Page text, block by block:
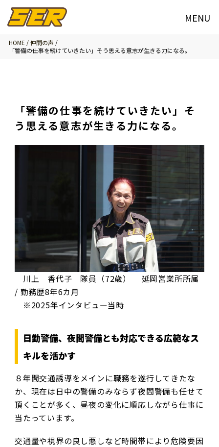
HOME /仲間の声 /
「警備の仕事を続けていきたい」そう思える意志が生きる力になる。
「警備の仕事を続けていきたい」そ
う思える意志が生きる力になる。
川上 香代子 隊員（72歳） 延岡営業所所属
/ 勤務歴8年6カ月
※2025年インタビュー当時
日勤警備、夜間警備とも対応できる広範なス
キルを活かす
８年間交通誘導をメインに職務を遂行してきたな
か、現在は日中の警備のみならず夜間警備も任せて
頂くことが多く、昼夜の変化に順応しながら仕事に
当たっています。
交通量や視界の良し悪しなど時間帯により危険要因